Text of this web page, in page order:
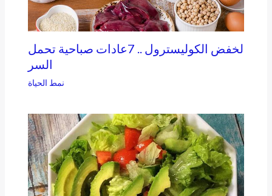
لخفض الكوليسترول .. 7عادات صباحية تحمل
السر
نمط الحياة